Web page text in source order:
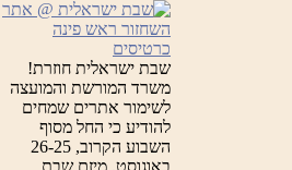
כרטיסים
שבת ישראלית חוזרת!
משרד המורשת והמועצה
לשימור אתרים שמחים
להודיע כי החל מסוף
השבוע הקרוב, 26-25
באוגוסט, מיזם שבת